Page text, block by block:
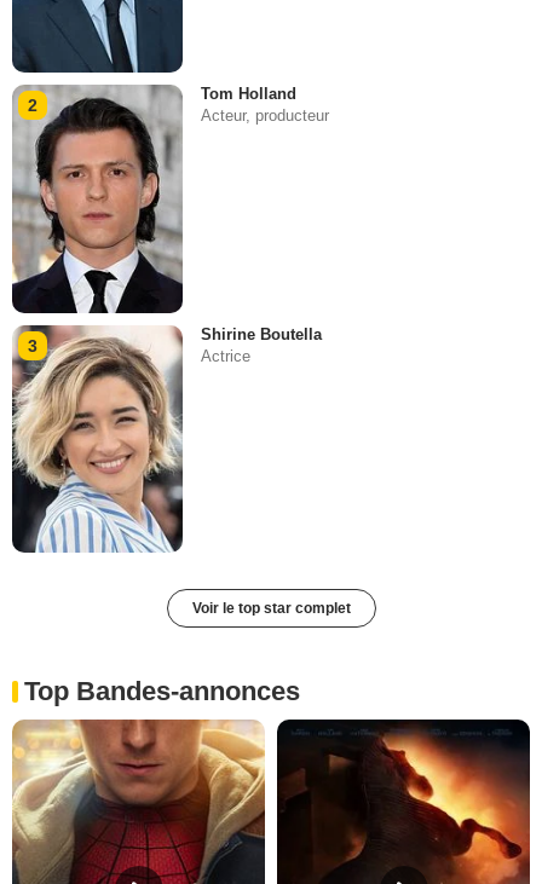
2
Tom Holland
Acteur, producteur
3
Shirine Boutella
Actrice
Voir le top star complet
Top Bandes-annonces